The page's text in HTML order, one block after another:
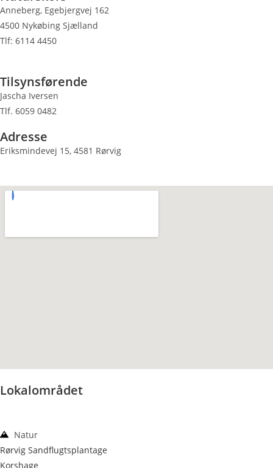
Anneberg, Egebjergvej 162
4500 Nykøbing Sjælland
Tlf: 6114 4450
Tilsynsførende
Jascha Iversen
Tlf. 6059 0482
Adresse
Eriksmindevej 15, 4581 Rørvig
Lokalområdet
Natur
Rørvig Sandflugtsplantage
Korshage